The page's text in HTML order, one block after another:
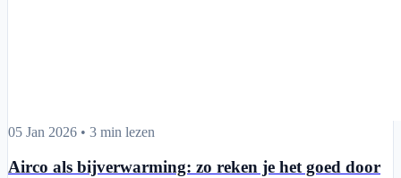
Airco als bijverwarming: zo reken je het goed door
05 Jan 2026 • 3 min lezen
Airco als bijverwarming: zo reken je het goed door